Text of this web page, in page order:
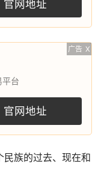
官网地址
广告 X
台
官网地址
族的过去、现在和